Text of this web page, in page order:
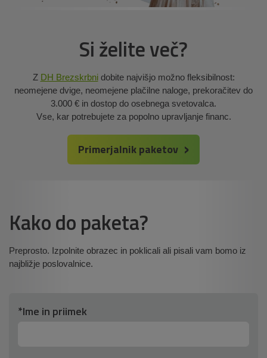
Si želite več?
Z DH Brezskrbnidobite najvišjo možno fleksibilnost:
neomejene dvige, neomejene plačilne naloge, prekoračitev do
3.000 € in dostop do osebnega svetovalca.
Vse, kar potrebujete za popolno upravljanje financ.
Primerjalnik paketov
Kako do paketa?
Preprosto. Izpolnite obrazec in poklicali ali pisali vam bomo iz
najbližje poslovalnice.
Obrazec
za
*Ime in priimek